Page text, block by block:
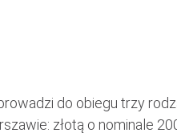
do obiegu trzy
złotą o nominale